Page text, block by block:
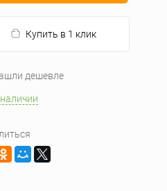
Купить в 1 клик
дешевле